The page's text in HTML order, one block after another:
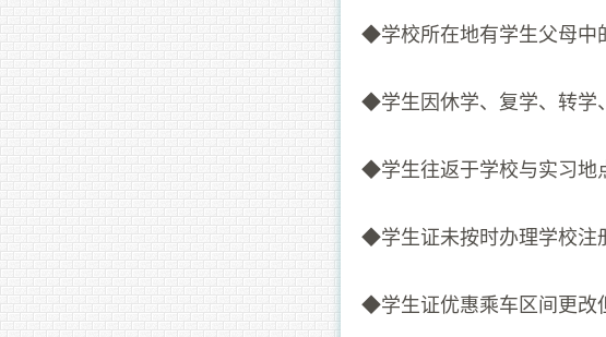
◆学校所在地有学生父母中
◆学生因休学、复学、转学
◆学生往返于学校与实习地
◆学生证未按时办理学校注
◆学生证优惠乘车区间更改